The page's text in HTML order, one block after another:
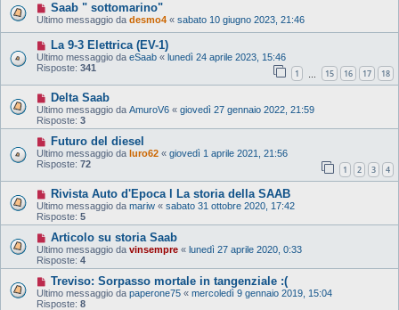
Saab " sottomarino"
Ultimo messaggio da desmo4 « sabato 10 giugno 2023, 21:46
La 9-3 Elettrica (EV-1)
Ultimo messaggio da eSaab « lunedì 24 aprile 2023, 15:46
Risposte: 341 1 15 16 17 18
Delta Saab
Ultimo messaggio da AmuroV6 « giovedì 27 gennaio 2022, 21:59
Risposte: 3
Futuro del diesel
Ultimo messaggio da luro62 « giovedì 1 aprile 2021, 21:56
Risposte: 72 1 2 3 4
Rivista Auto d'Epoca l La storia della SAAB
Ultimo messaggio da mariw « sabato 31 ottobre 2020, 17:42
Risposte: 5
Articolo su storia Saab
Ultimo messaggio da vinsempre « lunedì 27 aprile 2020, 0:33
Risposte: 4
Treviso: Sorpasso mortale in tangenziale :(
Ultimo messaggio da paperone75 « mercoledì 9 gennaio 2019, 15:04
Risposte: 8